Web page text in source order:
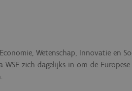
Wetenschap, Innovatie en
WSE zich dagelijks in om de Europese